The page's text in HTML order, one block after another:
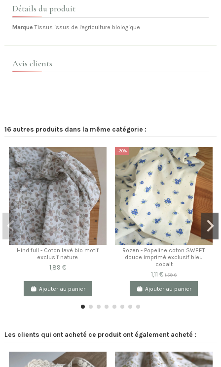
Détails du produit
Marque Tissus issus de l'agriculture biologique
Avis clients
16 autres produits dans la même catégorie :
Hind full - Coton lavé bio motif
exclusif nature
1,89 €
Ajouter au panier
-30%
Rozen - Popeline coton SWEET
douce imprimé exclusif bleu
cobalt
1,11 €1,59 €
Ajouter au panier
Les clients qui ont acheté ce produit ont également acheté :